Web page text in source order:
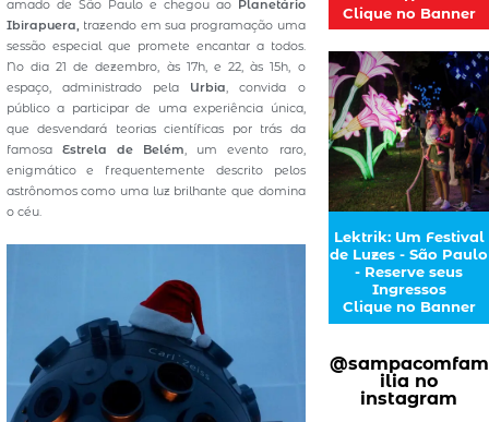
amado de São Paulo e chegou ao Planetário
Ibirapuera, trazendo em sua programação uma
sessão especial que promete encantar a todos.
No dia 21 de dezembro, às 17h, e 22, às 15h, o
espaço, administrado pela Urbia, convida o
público a participar de uma experiência única,
que desvendará teorias científicas por trás da
famosa Estrela de Belém, um evento raro,
enigmático e frequentemente descrito pelos
astrônomos como uma luz brilhante que domina
o céu.
Clique no Banner
Lektrik: Um Festival
de Luzes - São Paulo
- Reserve seus
Ingressos
Clique no Banner
@sampacomfam
ilia no
instagram